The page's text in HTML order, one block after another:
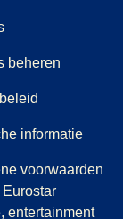
beheren
informatie
voorwaarden
entertainment